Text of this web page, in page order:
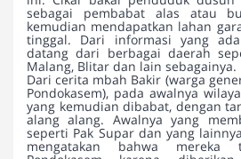
sebagai pembabat alas atau
kemudian mendapatkan lahan
tinggal. Dari informasi yang
datang dari berbagai daerah
Malang, Blitar dan lain sebagainya.
Dari cerita mbah Bakir (warga
Pondokasem), pada awalnya
yang kemudian dibabat, dengan
alang alang. Awalnya yang
seperti Pak Supar dan yang
mengatakan bahwa